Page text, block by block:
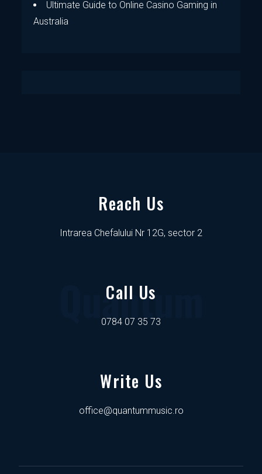
Ultimate Guide to Online Casino Gaming in
Australia
Quantum
Reach Us
Intrarea Chefalului Nr 12G, sector 2
Call Us
0784 07 35 73
Write Us
office@quantummusic.ro